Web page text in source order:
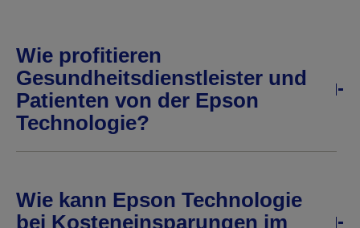
Wie profitieren
Gesundheitsdienstleister und
Patienten von der Epson
Technologie?
Wie kann Epson Technologie
bei Kosteneinsparungen im